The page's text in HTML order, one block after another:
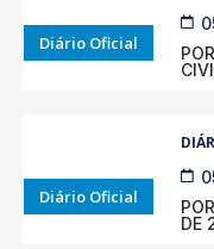
Diário Oficial
Diário Oficial
DE